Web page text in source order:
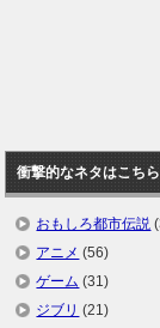
衝撃的なネタはこち
おもしろ都市伝説
アニメ (56)
ゲーム (31)
ジブリ (21)